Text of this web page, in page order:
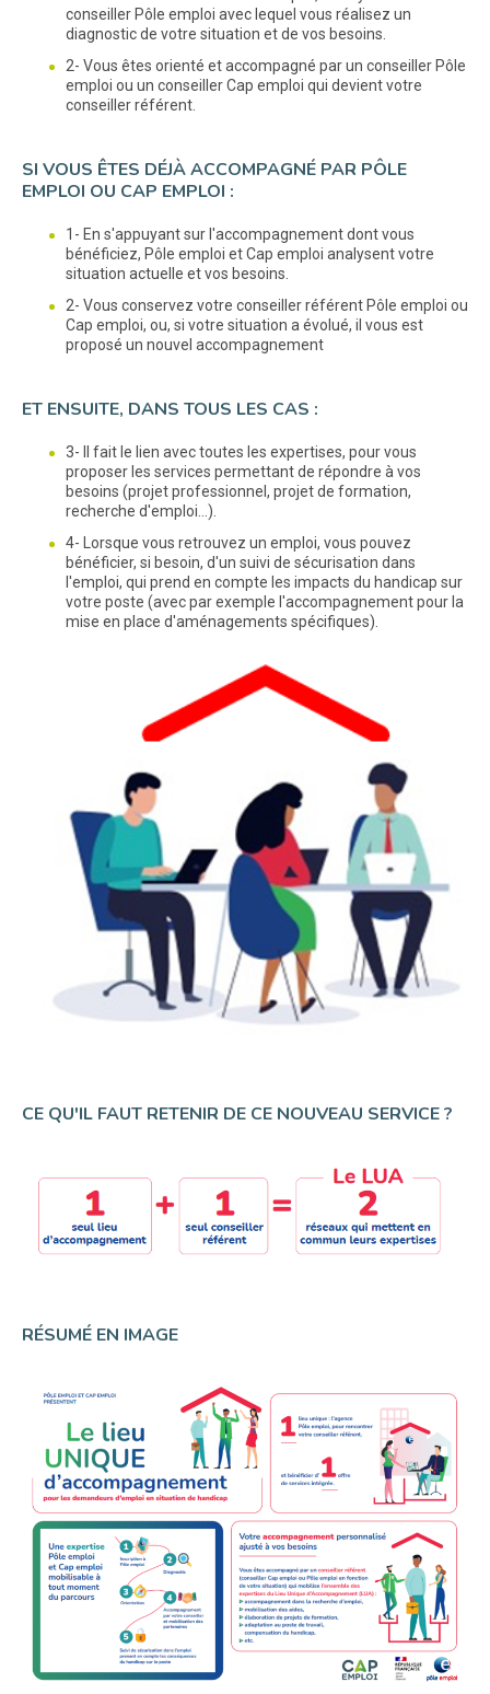
conseiller Pôle emploi avec lequel vous réalisez un
diagnostic de votre situation et de vos besoins.
2- Vous êtes orienté et accompagné par un conseiller Pôle
emploi ou un conseiller Cap emploi qui devient votre
conseiller référent.
SI VOUS ÊTES DÉJÀ ACCOMPAGNÉ PAR PÔLE
EMPLOI OU CAP EMPLOI :
1- En s'appuyant sur l'accompagnement dont vous
bénéficiez, Pôle emploi et Cap emploi analysent votre
situation actuelle et vos besoins.
2- Vous conservez votre conseiller référent Pôle emploi ou
Cap emploi, ou, si votre situation a évolué, il vous est
proposé un nouvel accompagnement
ET ENSUITE, DANS TOUS LES CAS :
3- Il fait le lien avec toutes les expertises, pour vous
proposer les services permettant de répondre à vos
besoins (projet professionnel, projet de formation,
recherche d'emploi...).
4- Lorsque vous retrouvez un emploi, vous pouvez
bénéficier, si besoin, d'un suivi de sécurisation dans
l'emploi, qui prend en compte les impacts du handicap sur
votre poste (avec par exemple l'accompagnement pour la
mise en place d'aménagements spécifiques).
CE QU'IL FAUT RETENIR DE CE NOUVEAU SERVICE ?
RÉSUMÉ EN IMAGE